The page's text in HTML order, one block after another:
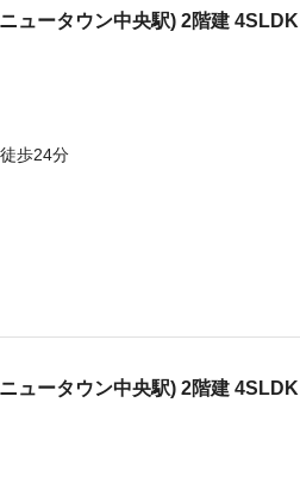
ュータウン中央駅) 2階建 4SLDK
徒歩24分
ュータウン中央駅) 2階建 4SLDK